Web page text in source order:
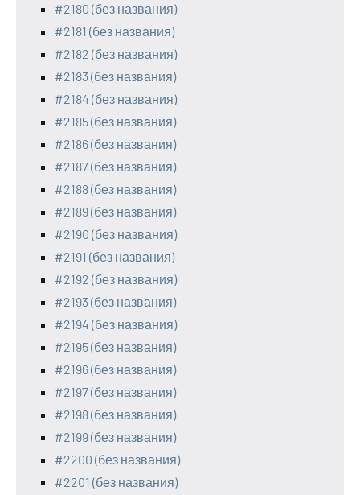
#2180 (без названия)
#2181 (без названия)
#2182 (без названия)
#2183 (без названия)
#2184 (без названия)
#2185 (без названия)
#2186 (без названия)
#2187 (без названия)
#2188 (без названия)
#2189 (без названия)
#2190 (без названия)
#2191 (без названия)
#2192 (без названия)
#2193 (без названия)
#2194 (без названия)
#2195 (без названия)
#2196 (без названия)
#2197 (без названия)
#2198 (без названия)
#2199 (без названия)
#2200 (без названия)
#2201 (без названия)